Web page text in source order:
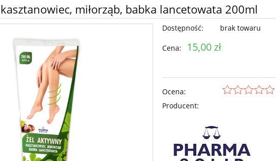
miłorząb, babka lancetowata 200ml
Dostępność: brak towaru
Cena: 15,00 zł
Ocena:
Producent: